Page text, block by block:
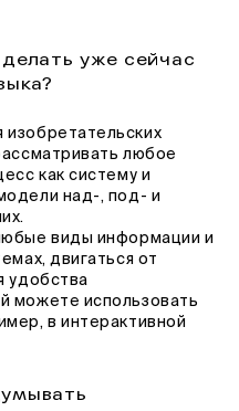
уже сейчас
любое
как систему и
над-, под- и
виды информации и
двигаться от
удобства
можете использовать
в интерактивной